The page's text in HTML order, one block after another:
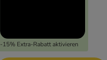
-15% Extra-Rabatt aktivieren